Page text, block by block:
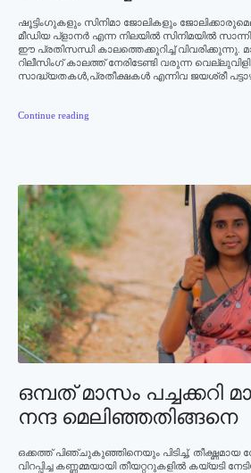
ഷൂട്ടിംഗുകളും സിനിമാ ജോലികളും
മീഡിയ പ്ളാനര്‍ എന്ന നിലയില്‍ സിനിമയില്‍
ഈ പ്രതിസന്ധി കാലത്തെക്കുറിച്ച്
റിലീസിംഗ് കാലത്ത് നേരിടേണ്ടി വരുന്ന
സാദ്ധ്യതകള്‍,പ്രതീക്ഷകള്‍ എന്നിവ ജയശ്രീ
Continue reading
ഒമ്പത് മാസം പച്ചക്കറി
നന്ദ മെലിഞ്ഞതിങ്ങനെ
ഒക്കത്ത് പിഞ്ചുകുഞ്ഞിനെയും പിടിച്ച്, തീക്ഷ്ണമായ
വിറപ്പിച്ച കണ്ണമ്മയായി തീയറ്ററുകളില്‍ കയ്യടി